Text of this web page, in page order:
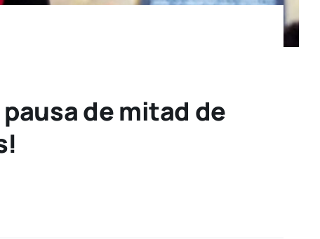
de mitad de